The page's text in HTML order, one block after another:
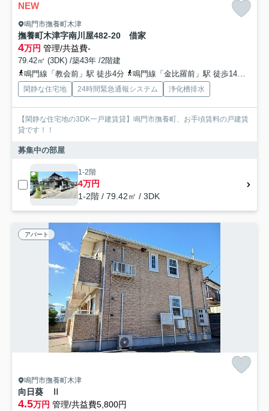
NEW
鳴門市撫養町木津
撫養町木津字南川屋482-20 借家
4万円 管理/共益費-
79.42㎡ (3DK) /築43年 /2階建
鳴門線「教会前」駅 徒歩4分
鳴門線「金比羅前」駅 徒歩14分
閑静な住宅地 24時間緊急通報システム 浄化槽排水
【閑静な住宅地の3DK一戸建賃貸】鳴門市撫養町、お手頃賃料の戸建賃
貸です！！
募集中の部屋
1-2階
4万円
1-2階 / 79.42㎡ / 3DK
アパート
鳴門市撫養町木津
向日葵 Ⅱ
4.5万円 管理/共益費5,800円